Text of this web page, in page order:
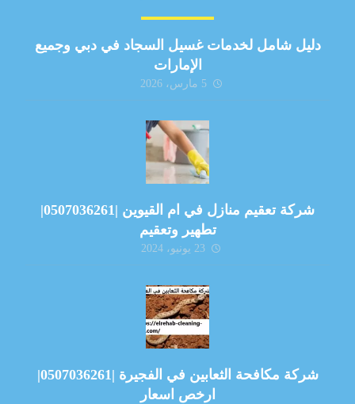
دليل شامل لخدمات غسيل السجاد في دبي وجميع
الإمارات
5 مارس، 2026
شركة تعقيم منازل في ام القيوين |0507036261|
تطهير وتعقيم
23 يونيو، 2024
شركة مكافحة الثعابين في الفجيرة |0507036261|
ارخص اسعار